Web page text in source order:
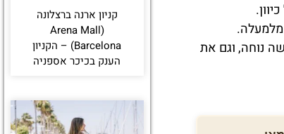
מלמעלה.
נוחה, וגם את
קניון ארנה ברצלונה
(Arena Mall
Barcelona) – הקניון
הענק בכיכר אספניה